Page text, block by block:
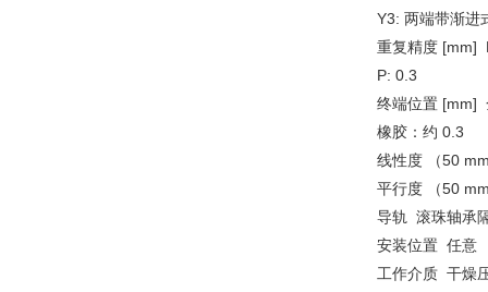
Y3: 两端带渐进
重复精度 [mm]
P: 0.3
终端位置 [mm]
橡胶：约 0.3
线性度 （50
平行度 （50
导轨 滚珠轴承
安装位置 任意
工作介质 干燥